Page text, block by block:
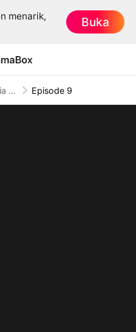
menarik,
Buka
Cinta Setia Sang Calon Istri Episode 9